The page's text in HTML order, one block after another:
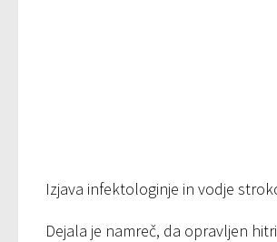
Izjava infektologinje in vodje
Dejala je namreč, da opravljen